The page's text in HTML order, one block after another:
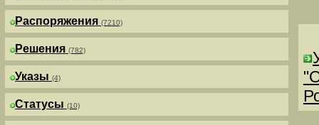
Распоряжения (7210)
Решения (782)
Указы (4)
Статусы (10)